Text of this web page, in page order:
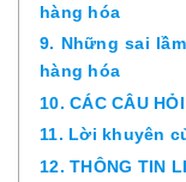
hàng hóa
9. Những sai
hàng hóa
10. CÁC CÂU
11. Lời khuyên
12. THÔNG TIN